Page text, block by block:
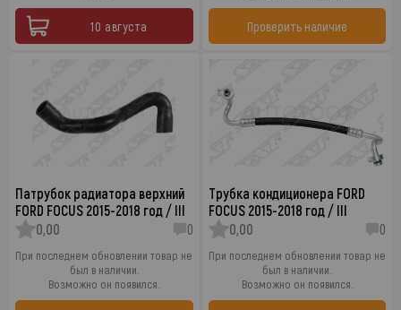
10 августа Проверить наличие
Патрубок радиатора верхний
FORD FOCUS 2015-2018 год / III
0,00
0
При последнем обновлении товар не
был в наличии.
Возможно он появился.
Трубка кондиционера FORD
FOCUS 2015-2018 год / III
0,00
0
При последнем обновлении товар не
был в наличии.
Возможно он появился.